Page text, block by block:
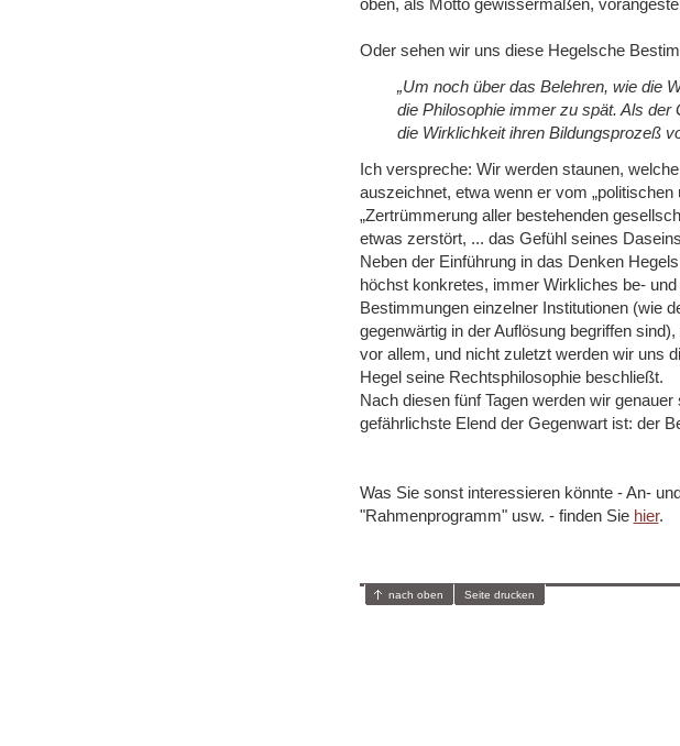
oben, als Motto gewissermaßen,
Oder sehen wir uns diese Hegelsche
„Um noch über das Belehren, wie die
die Philosophie immer zu spät. Als
die Wirklichkeit ihren Bildungsprozeß
Ich verspreche: Wir werden staunen,
auszeichnet, etwa wenn er vom
„Zertrümmerung aller bestehenden
etwas zerstört, ... das Gefühl seines
Neben der Einführung in das Denken
höchst konkretes, immer Wirkliches be-
Bestimmungen einzelner Institutionen (wie
gegenwärtig in der Auflösung begriffen
vor allem, und nicht zuletzt werden wir uns
Hegel seine Rechtsphilosophie beschließt.
Nach diesen fünf Tagen werden wir
gefährlichste Elend der Gegenwart ist: der
Was Sie sonst interessieren könnte - An-
"Rahmenprogramm" usw. - finden Sie hier.
nach oben Seite drucken